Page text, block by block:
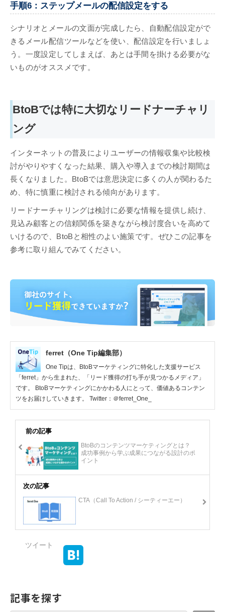
手順6：ステップメールの配信設定をする
シナリオとメールの文面が完成したら、自動配信設定がで
きるメール配信ツールなどを使い、配信設定を行いましょ
う。一度設定してしまえば、あとは手間を掛ける必要がな
いものがオススメです。
BtoBでは特に大切なリードナーチャリ
ング
インターネットの普及によりユーザーの情報収集や比較検
討がやりやすくなった結果、購入や導入までの検討期間は
長くなりました。BtoBでは意思決定に多くの人が関わるた
め、特に慎重に検討される傾向があります。
リードナーチャリングは検討に必要な情報を提供し続け、
見込み顧客との信頼関係を築きながら検討度合いを高めて
いけるので、BtoBと相性のよい施策です。ぜひこの記事を
参考に取り組んでみてください。
ferret（One Tip編集部）
One Tipは、BtoBマーケティングに特化した支援サービス
「ferret」から生まれた、「リード獲得の打ち手が見つかるメディア」
です。 BtoBマーケティングにかかわる人にとって、価値あるコンテン
ツをお届けしていきます。 Twitter：＠ferret_One_
前の記事
BtoBのコンテンツマーケティングとは？
成功事例から学ぶ成果につながる設計のポ
イント
次の記事
CTA（Call To Action / シーティーエー）
ツイート
記事を探す